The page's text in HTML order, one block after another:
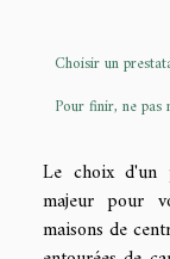
Choisir un
Pour finir, ne pas
Le choix d'un
majeur pour
maisons de